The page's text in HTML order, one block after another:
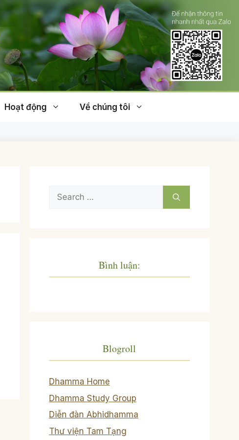
Hoạt động Về chúng tôi
Search
for:
Bình luận:
Blogroll
Dhamma Home
Dhamma Study Group
Diễn đàn Abhidhamma
Thư viện Tam Tạng